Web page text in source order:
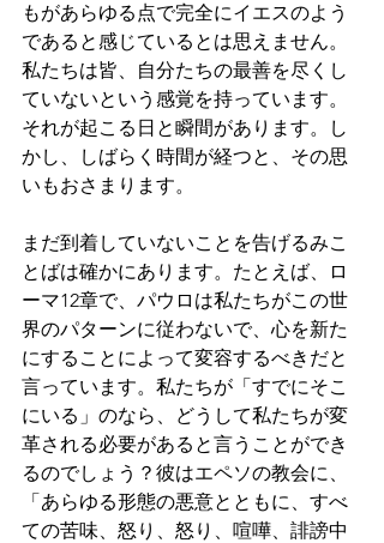
もがあらゆる点で完全にイエスのよう
であると感じているとは思えません。
私たちは皆、自分たちの最善を尽くし
ていないという感覚を持っています。
それが起こる日と瞬間があります。し
かし、しばらく時間が経つと、その思
いもおさまります。
まだ到着していないことを告げるみこ
とばは確かにあります。たとえば、ロ
ーマ12章で、パウロは私たちがこの世
界のパターンに従わないで、心を新た
にすることによって変容するべきだと
言っています。私たちが「すでにそこ
にいる」のなら、どうして私たちが変
革される必要があると言うことができ
るのでしょう？彼はエペソの教会に、
「あらゆる形態の悪意とともに、すべ
ての苦味、怒り、怒り、喧嘩、誹謗中